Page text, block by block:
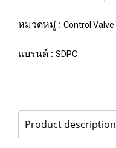
หมวดหมู่ : Control Valve
แบรนด์ : SDPC
Product description